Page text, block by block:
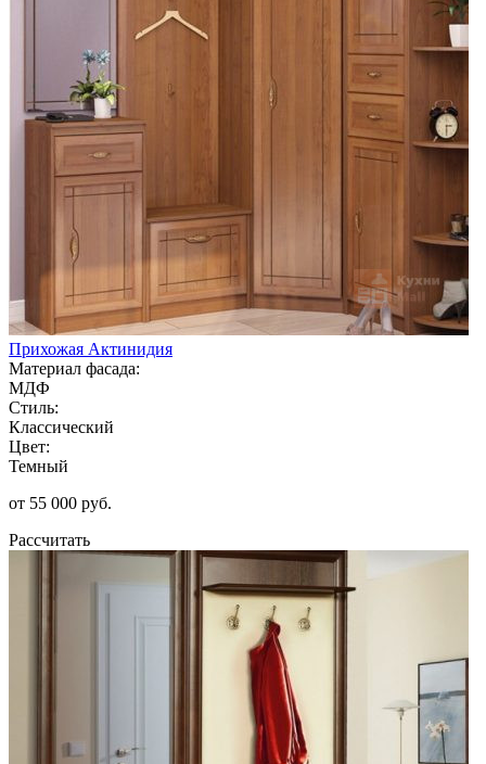
Прихожая Актинидия
Материал фасада:
МДФ
Стиль:
Классический
Цвет:
Темный
от 55 000 руб.
Рассчитать